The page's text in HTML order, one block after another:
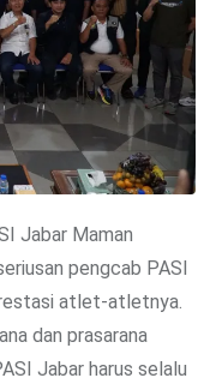
Jabar Maman
pengcab PASI
atlet-atletnya.
dan prasarana
Jabar harus selalu